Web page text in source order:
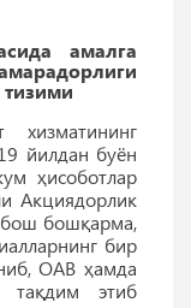
амалга
хизматининг
йилдан буён
ҳисоботлар
Акциядорлик
бош бошқарма,
бир
ОАВ ҳамда
тақдим этиб